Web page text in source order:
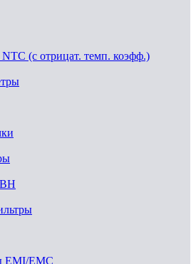
(с отрицат. темп. коэфф.)
ВН
EMI/EMC